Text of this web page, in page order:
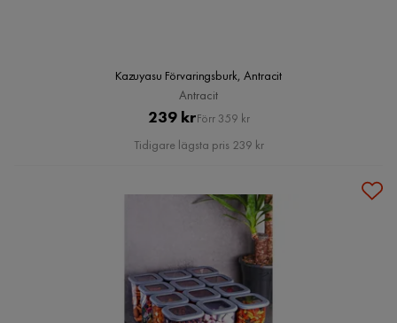
Kazuyasu Förvaringsburk, Antracit
Antracit
Pris
239 krOriginal
Pris
Förr 359 kr
Tidigare lägsta pris 239 kr